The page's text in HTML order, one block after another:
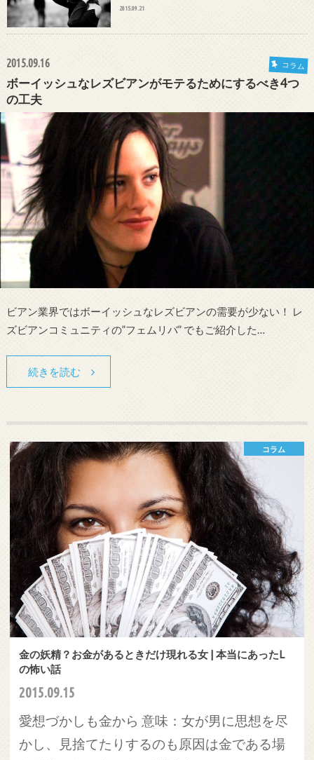
2015.09.21
2015.09.16 コラム
ボーイッシュなレズビアンがモテるためにするべき4つ
の工夫
ビアン業界ではボーイッシュなレズビアンの需要が少ない！ レ
ズビアンコミュニティの”フェムリバ” でもご紹介した…
続きを読む
コラム
金の妖精？お金があるときだけ現れる女 | 本当にあったL
の怖い話
2015.09.15
愛想づかしも金から 意味：女が男に思想を尽
かし、見捨てたりするのも原因は金である場